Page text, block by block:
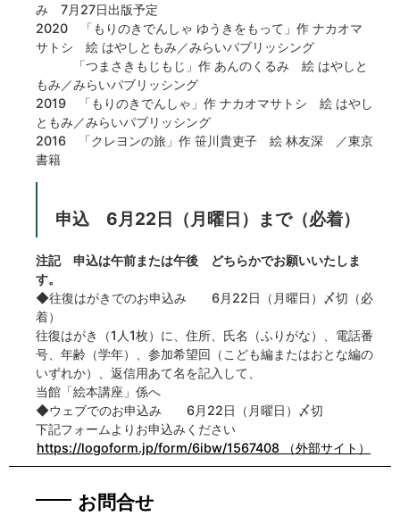
み 7月27日出版予定
2020 「もりのきでんしゃ ゆうきをもって」作 ナカオマ
サトシ 絵 はやしともみ／みらいパブリッシング
「つまさきもじもじ」作 あんのくるみ 絵 はやしと
もみ／みらいパブリッシング
2019 「もりのきでんしゃ」作 ナカオマサトシ 絵 はやし
ともみ／みらいパブリッシング
2016 「クレヨンの旅」作 笹川貴吏子 絵 林友深 ／東京
書籍
申込 6月22日（月曜日）まで（必着）
注記 申込は午前または午後 どちらかでお願いいたしま
す。
◆往復はがきでのお申込み 6月22日（月曜日）〆切（必
着）
往復はがき（1人1枚）に、住所、氏名（ふりがな）、電話番
号、年齢（学年）、参加希望回（こども編またはおとな編の
いずれか）、返信用あて名を記入して、
当館「絵本講座」係へ
◆ウェブでのお申込み 6月22日（月曜日）〆切
下記フォームよりお申込みください
https://logoform.jp/form/6ibw/1567408 （外部サイト）
お問合せ